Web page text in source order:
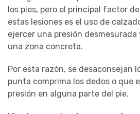
los pies, pero el principal factor
estas lesiones es el uso de
ejercer una presión
una zona concreta.
Por esta razón, se desaconsejan
punta comprima los dedos o que
presión en alguna parte del pie.